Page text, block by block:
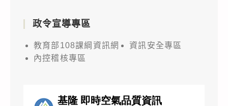
政令宣導專區
教育部108課綱資訊網
資訊安全專區
內控稽核專區